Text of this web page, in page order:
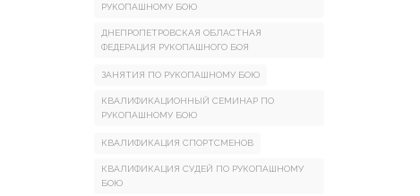
РУКОПАШНОМУ БОЮ
ДНЕПРОПЕТРОВСКАЯ ОБЛАСТНАЯ
ФЕДЕРАЦИЯ РУКОПАШНОГО БОЯ
ЗАНЯТИЯ ПО РУКОПАШНОМУ БОЮ
КВАЛИФИКАЦИОННЫЙ СЕМИНАР ПО
РУКОПАШНОМУ БОЮ
КВАЛИФИКАЦИЯ СПОРТСМЕНОВ
КВАЛИФИКАЦИЯ СУДЕЙ ПО РУКОПАШНОМУ
БОЮ